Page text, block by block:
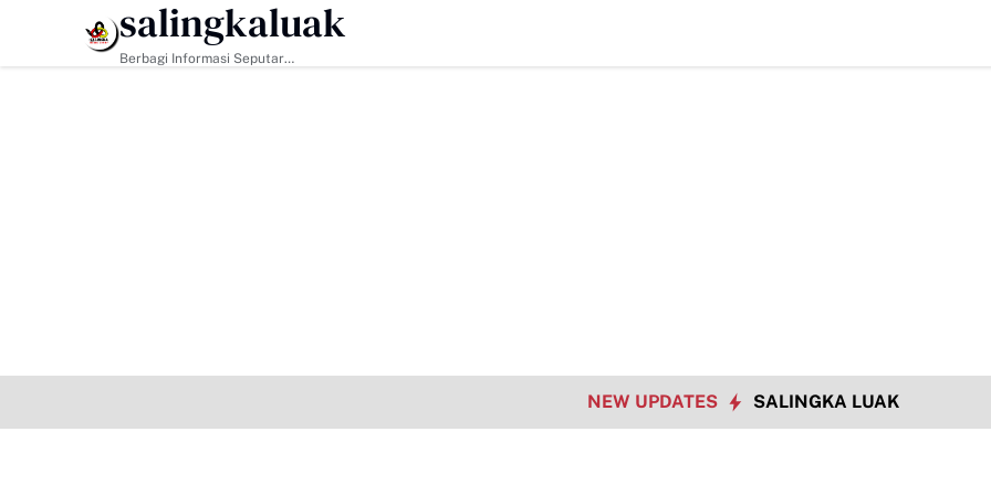
HEADLINE TMMD
salingkaluak
Berbagi Informasi Seputar
NEW UPDATES SALINGKA LUAK